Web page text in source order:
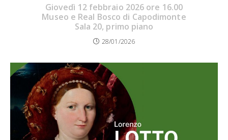
Giovedì 12 febbraio 2026 ore 16.00
Museo e Real Bosco di Capodimonte
Sala 20, primo piano
28/01/2026